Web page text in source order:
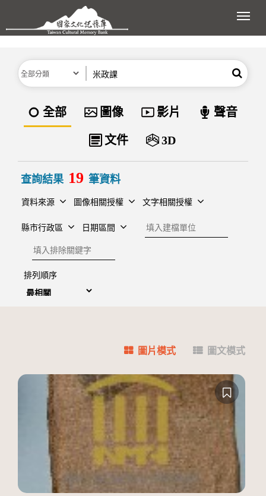
跳到主要內容區塊
展
分類 搜尋
資料類型
全部 圖像 影片 聲音
文件 3D
查詢結果 19 筆資料
資料來源 圖像相關授權 文字相關授權
縣市行政區 日期區間
建檔單位
排除關鍵字
排列順序
圖片模式 圖文模式